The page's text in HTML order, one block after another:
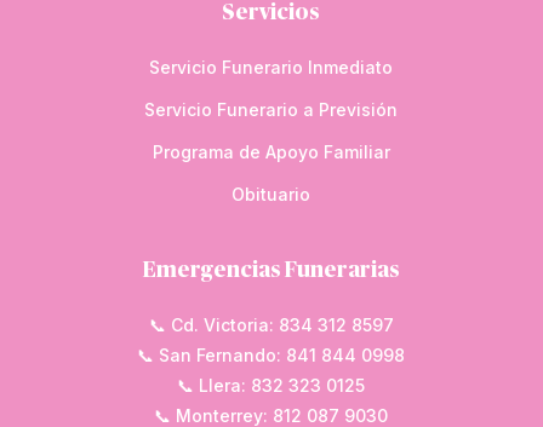
Servicios
Servicio Funerario Inmediato
Servicio Funerario a Previsión
Programa de Apoyo Familiar
Obituario
Emergencias Funerarias
📞 Cd. Victoria: 834 312 8597
📞 San Fernando: 841 844 0998
📞 Llera: 832 323 0125
📞 Monterrey: 812 087 9030